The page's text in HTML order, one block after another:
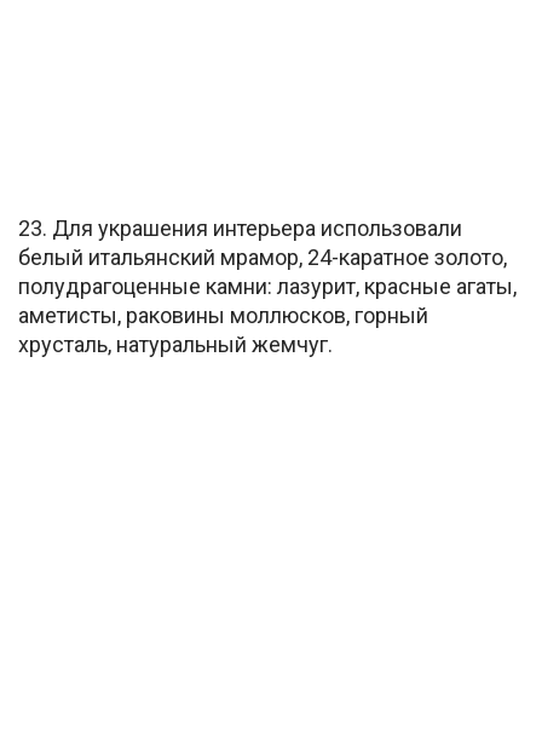
23. Для украшения интерьера использовали
белый итальянский мрамор, 24-каратное золото,
полудрагоценные камни: лазурит, красные агаты,
аметисты, раковины моллюсков, горный
хрусталь, натуральный жемчуг.